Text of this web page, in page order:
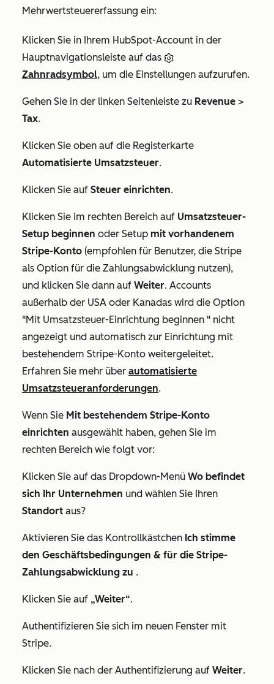
Mehrwertsteuererfassung ein:
Klicken Sie in Ihrem HubSpot-Account in der
Hauptnavigationsleiste auf das
Zahnradsymbol, um die Einstellungen aufzurufen.
Gehen Sie in der linken Seitenleiste zu Revenue >
Tax.
Klicken Sie oben auf die Registerkarte
Automatisierte Umsatzsteuer.
Klicken Sie auf Steuer einrichten.
Klicken Sie im rechten Bereich auf Umsatzsteuer-
Setup beginnen oder Setup mit vorhandenem
Stripe-Konto (empfohlen für Benutzer, die Stripe
als Option für die Zahlungsabwicklung nutzen),
und klicken Sie dann auf Weiter. Accounts
außerhalb der USA oder Kanadas wird die Option
"Mit Umsatzsteuer-Einrichtung beginnen " nicht
angezeigt und automatisch zur Einrichtung mit
bestehendem Stripe-Konto weitergeleitet.
Erfahren Sie mehr über automatisierte
Umsatzsteueranforderungen.
Wenn Sie Mit bestehendem Stripe-Konto
einrichten ausgewählt haben, gehen Sie im
rechten Bereich wie folgt vor:
Klicken Sie auf das Dropdown-Menü Wo befindet
sich Ihr Unternehmen und wählen Sie Ihren
Standort aus?
Aktivieren Sie das Kontrollkästchen Ich stimme
den Geschäftsbedingungen & für die Stripe-
Zahlungsabwicklung zu .
Klicken Sie auf „Weiter“.
Authentifizieren Sie sich im neuen Fenster mit
Stripe.
Klicken Sie nach der Authentifizierung auf Weiter.